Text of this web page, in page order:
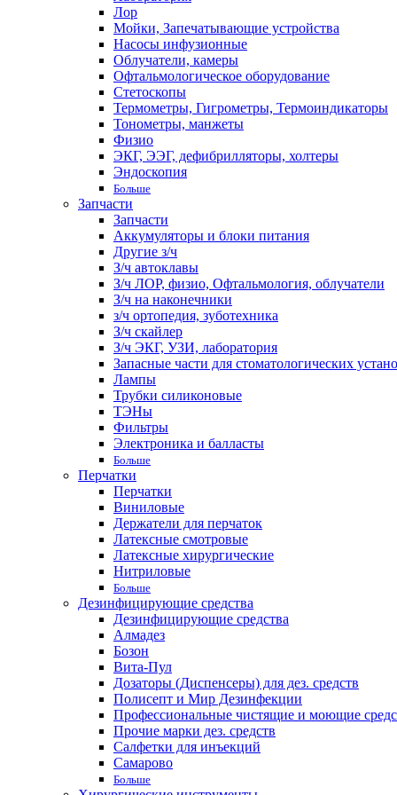
Лор
Мойки, Запечатывающие устройства
Насосы инфузионные
Облучатели, камеры
Офтальмологическое оборудование
Стетоскопы
Термометры, Гигрометры, Термоиндикаторы
Тонометры, манжеты
Физио
ЭКГ, ЭЭГ, дефибрилляторы, холтеры
Эндоскопия
Больше
Запчасти
Запчасти
Аккумуляторы и блоки питания
Другие з/ч
З/ч автоклавы
З/ч ЛОР, физио, Офтальмология, облучатели
З/ч на наконечники
з/ч ортопедия, зуботехника
З/ч скайлер
З/ч ЭКГ, УЗИ, лаборатория
Запасные части для стоматологических
Лампы
Трубки силиконовые
ТЭНы
Фильтры
Электроника и балласты
Больше
Перчатки
Перчатки
Виниловые
Держатели для перчаток
Латексные смотровые
Латексные хирургические
Нитриловые
Больше
Дезинфицирующие средства
Дезинфицирующие средства
Алмадез
Бозон
Вита-Пул
Дозаторы (Диспенсеры) для дез. средств
Полисепт и Мир Дезинфекции
Профессиональные чистящие и моющие
Прочие марки дез. средств
Салфетки для инъекций
Самарово
Больше